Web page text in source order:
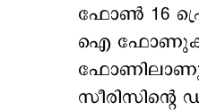
ഫോണ്‍ 16
ഐ